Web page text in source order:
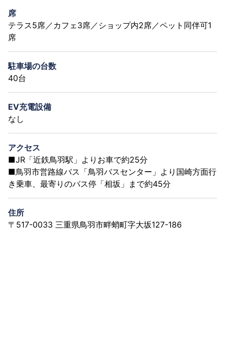
席
テラス5席／カフェ3席／ショップ内2席／ペット同伴可1
席
駐車場の台数
40台
EV充電設備
なし
アクセス
■JR「近鉄鳥羽駅」よりお車で約25分
■鳥羽市営路線バス「鳥羽バスセンター」より国崎方面行
き乗車、最寄りのバス停「相坂」まで約45分
住所
〒517-0033 三重県鳥羽市畔蛸町字大坂127-186